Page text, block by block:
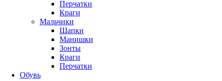
Перчатки
Краги
Мальчики
Шапки
Манишки
Зонты
Краги
Перчатки
Обувь